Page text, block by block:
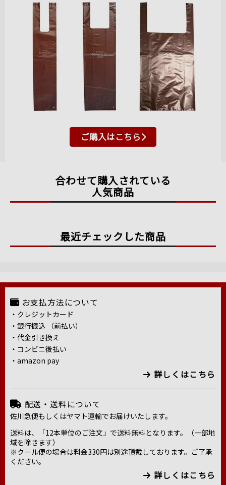
ご購入はこちら
合わせて購入されている
人気商品
最近チェックした商品
お支払方法について
・クレジットカード
・銀行振込 （前払い）
・代金引き換え
・コンビニ後払い
・amazon pay
詳しくはこちら
配送・送料について
佐川急便もしくはヤマト運輸でお届けいたします。
送料は、「12本単位のご注文」で送料無料となります。（一部地
域を除きます）
※クール便の場合は料金330円は別途頂戴しております。ご了承
ください。
詳しくはこちら